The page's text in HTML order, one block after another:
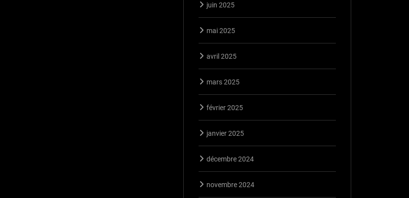
juin 2025
mai 2025
avril 2025
mars 2025
février 2025
janvier 2025
décembre 2024
novembre 2024